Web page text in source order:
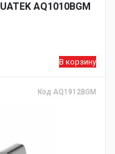
AQ1010BGM
В корзину
Код AQ1912BGM